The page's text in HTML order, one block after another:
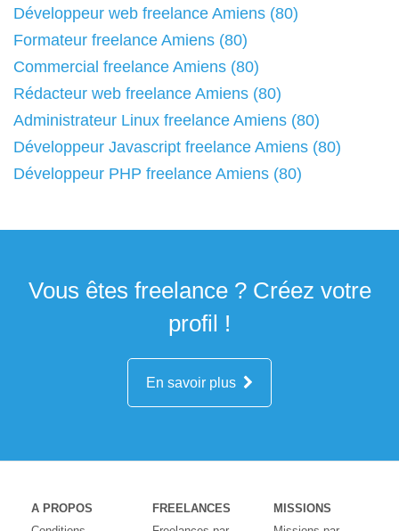
Développeur web freelance Amiens (80)
Formateur freelance Amiens (80)
Commercial freelance Amiens (80)
Rédacteur web freelance Amiens (80)
Administrateur Linux freelance Amiens (80)
Développeur Javascript freelance Amiens (80)
Développeur PHP freelance Amiens (80)
Vous êtes freelance ? Créez votre
profil !
En savoir plus
A PROPOS
FREELANCES
MISSIONS